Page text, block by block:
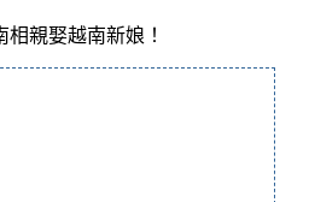
親娶越南新娘！